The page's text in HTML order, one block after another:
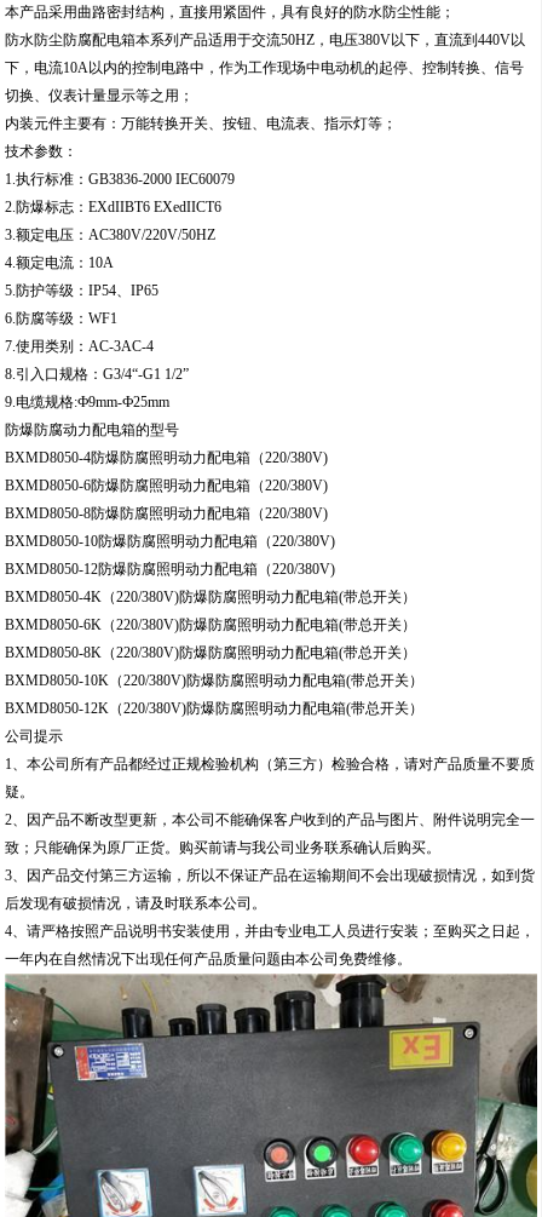
本产品采用曲路密封结构，直接用紧固件，具有良好的防水防尘性能；
防水防尘防腐配电箱本系列产品适用于交流50HZ，电压380V以下，直流到440V以
下，电流10A以内的控制电路中，作为工作现场中电动机的起停、控制转换、信号
切换、仪表计量显示等之用；
内装元件主要有：万能转换开关、按钮、电流表、指示灯等；
技术参数：
1.执行标准：GB3836-2000 IEC60079
2.防爆标志：EXdIIBT6 EXedIICT6
3.额定电压：AC380V/220V/50HZ
4.额定电流：10A
5.防护等级：IP54、IP65
6.防腐等级：WF1
7.使用类别：AC-3AC-4
8.引入口规格：G3/4“-G1 1/2”
9.电缆规格:Ф9mm-Ф25mm
防爆防腐动力配电箱的型号
BXMD8050-4防爆防腐照明动力配电箱（220/380V)
BXMD8050-6防爆防腐照明动力配电箱（220/380V)
BXMD8050-8防爆防腐照明动力配电箱（220/380V)
BXMD8050-10防爆防腐照明动力配电箱（220/380V)
BXMD8050-12防爆防腐照明动力配电箱（220/380V)
BXMD8050-4K（220/380V)防爆防腐照明动力配电箱(带总开关）
BXMD8050-6K（220/380V)防爆防腐照明动力配电箱(带总开关）
BXMD8050-8K（220/380V)防爆防腐照明动力配电箱(带总开关）
BXMD8050-10K（220/380V)防爆防腐照明动力配电箱(带总开关）
BXMD8050-12K（220/380V)防爆防腐照明动力配电箱(带总开关）
公司提示
1、本公司所有产品都经过正规检验机构（第三方）检验合格，请对产品质量不要质
疑。
2、因产品不断改型更新，本公司不能确保客户收到的产品与图片、附件说明完全一
致；只能确保为原厂正货。购买前请与我公司业务联系确认后购买。
3、因产品交付第三方运输，所以不保证产品在运输期间不会出现破损情况，如到货
后发现有破损情况，请及时联系本公司。
4、请严格按照产品说明书安装使用，并由专业电工人员进行安装；至购买之日起，
一年内在自然情况下出现任何产品质量问题由本公司免费维修。